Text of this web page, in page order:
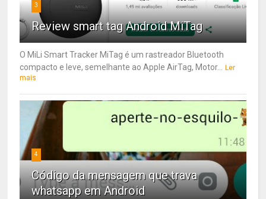
3
Review smart tag Android MiTag
O MiLi Smart Tracker MiTag é um rastreador Bluetooth
compacto e leve, semelhante ao Apple AirTag, Motor...
Ler
mais
4
Código da mensagem que trava
whatsapp em Android